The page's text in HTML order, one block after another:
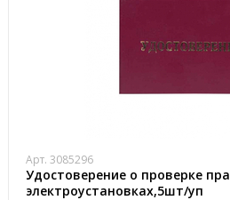
Арт. 3085296
Удостоверение о проверке
электроустановках,5шт/уп